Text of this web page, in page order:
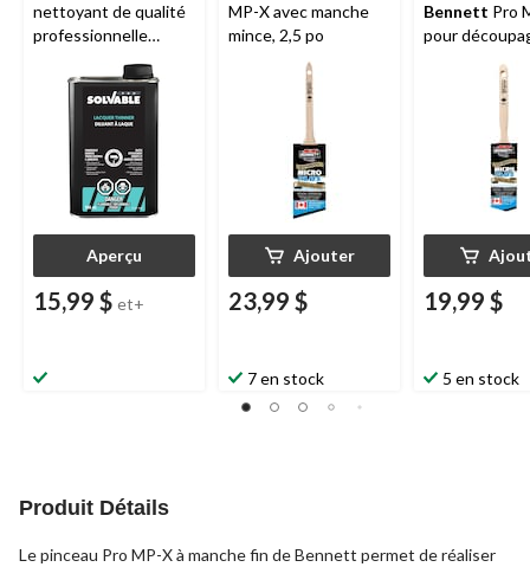
nettoyant de qualité
professionnelle
peinture et
revêtements
automobiles
Aperçu
15,99 $ et+
MP-X avec manche
mince, 2,5 po
Ajouter
23,99 $
7 en stock
Bennett Pro
pour
19,99 $
5 en stock
Produit Détails
Le pinceau Pro MP-X à manche fin de Bennett permet de réaliser